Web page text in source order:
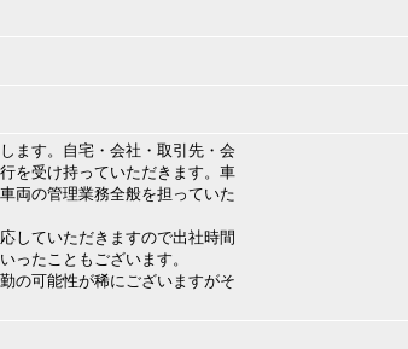
ます。自宅・会社・取引先・会
を受け持っていただきます。車
両の管理業務全般を担っていた
していただきますので出社時間
ったこともございます。
の可能性が稀にございますがそ